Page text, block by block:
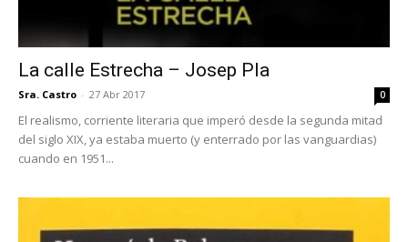
La calle Estrecha – Josep Pla
Sra. Castro - 27 Abr 2017 0
El realismo, corriente literaria que imperó desde la segunda mitad
del siglo XIX, ya estaba muerto (y enterrado por las vanguardias)
cuando en 1951...